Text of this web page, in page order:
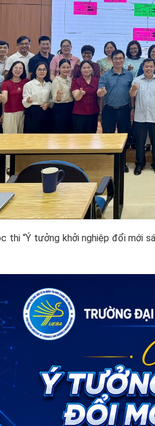
thi “Ý tưởng khởi nghiệp đổi mới